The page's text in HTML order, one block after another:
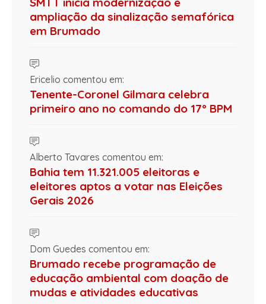
ampliação da sinalização semafórica
em Brumado
Ericelio comentou em:
Tenente-Coronel Gilmara celebra
primeiro ano no comando do 17º BPM
Alberto Tavares comentou em:
Bahia tem 11.321.005 eleitoras e
eleitores aptos a votar nas Eleições
Gerais 2026
Dom Guedes comentou em:
Brumado recebe programação de
educação ambiental com doação de
mudas e atividades educativas